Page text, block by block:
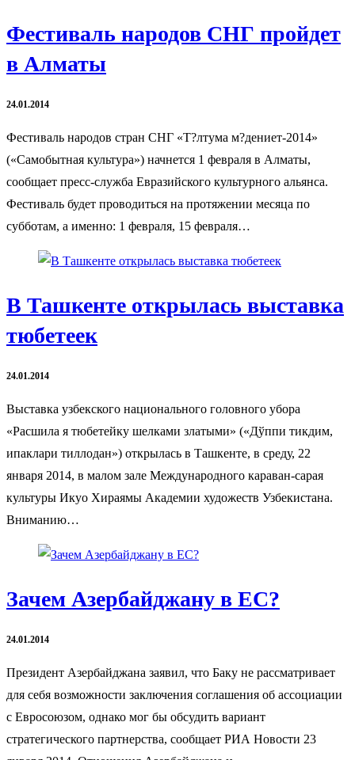
Фестиваль народов СНГ пройдет
в Алматы
24.01.2014
Фестиваль народов стран СНГ «Т?лтума м?дениет-2014»
(«Самобытная культура») начнется 1 февраля в Алматы,
сообщает пресс-служба Евразийского культурного альянса.
Фестиваль будет проводиться на протяжении месяца по
субботам, а именно: 1 февраля, 15 февраля…
В Ташкенте открылась выставка
тюбетеек
24.01.2014
Выставка узбекского национального головного убора
«Расшила я тюбетейку шелками златыми» («Дўппи тикдим,
ипаклари тиллодан») открылась в Ташкенте, в среду, 22
января 2014, в малом зале Международного караван-сарая
культуры Икуо Хираямы Академии художеств Узбекистана.
Вниманию…
Зачем Азербайджану в ЕС?
24.01.2014
Президент Азербайджана заявил, что Баку не рассматривает
для себя возможности заключения соглашения об ассоциации
с Евросоюзом, однако мог бы обсудить вариант
стратегического партнерства, сообщает РИА Новости 23